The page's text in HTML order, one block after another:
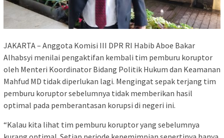
JAKARTA – Anggota Komisi III DPR RI Habib Aboe Bakar
Alhabsyi menilai pengaktifan kembali tim pemburu koruptor
oleh Menteri Koordinator Bidang Politik Hukum dan Keamanan
Mahfud MD tidak diperlukan lagi. Mengingat sepak terjang tim
pemburu koruptor sebelumnya tidak memberikan hasil
optimal pada pemberantasan korupsi di negeri ini.
“Kalau kita lihat tim pemburu koruptor yang sebelumnya